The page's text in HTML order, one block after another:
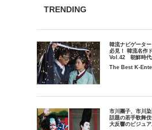
TRENDING
韓流ナビゲータ
必見！ 韓流名作
Vol.42 朝鮮時代
The Best K-
市川團子、市川染
話題の若手歌舞
大反響のビジュ